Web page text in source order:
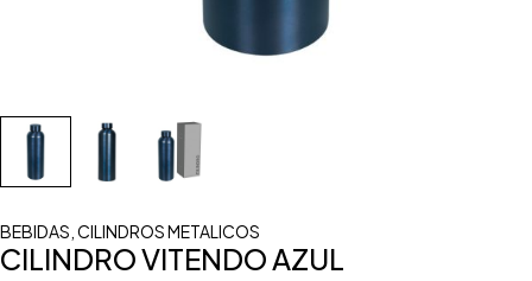
BEBIDAS CILINDROS METALICOS
CILINDRO VITENDO AZUL